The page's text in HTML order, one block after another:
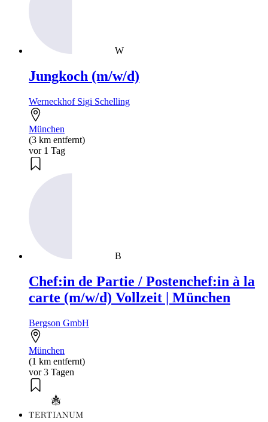
W
Jungkoch (m/w/d)
Werneckhof Sigi Schelling
München
(3 km entfernt)
vor 1 Tag
B
Chef:in de Partie / Postenchef:in à la
carte (m/w/d) Vollzeit | München
Bergson GmbH
München
(1 km entfernt)
vor 3 Tagen